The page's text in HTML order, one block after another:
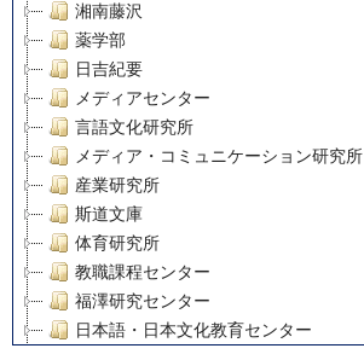
湘南藤沢
薬学部
日吉紀要
メディアセンター
言語文化研究所
メディア・コミュニケーション研究所
産業研究所
斯道文庫
体育研究所
教職課程センター
福澤研究センター
日本語・日本文化教育センター